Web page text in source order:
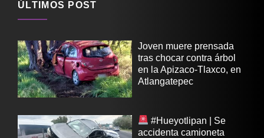
ÚLTIMOS POST
Joven muere prensada
tras chocar contra árbol
en la Apizaco-Tlaxco, en
Atlangatepec
#Hueyotlipan | Se
accidenta camioneta